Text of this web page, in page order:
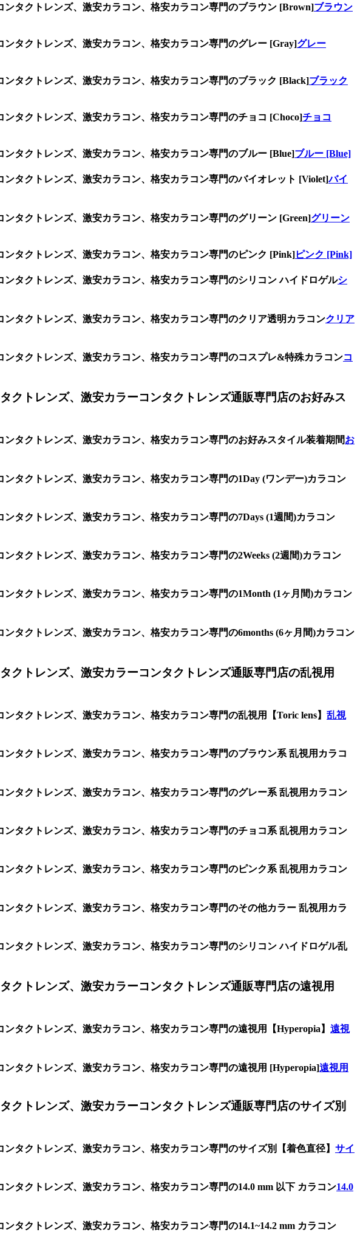
タクトレンズ、激安カラコン、格安カラコン専門のブラウン [Brown]ブラウン
タクトレンズ、激安カラコン、格安カラコン専門のグレー [Gray]グレー
タクトレンズ、激安カラコン、格安カラコン専門のブラック [Black]ブラック
タクトレンズ、激安カラコン、格安カラコン専門のチョコ [Choco]チョコ
タクトレンズ、激安カラコン、格安カラコン専門のブルー [Blue]ブルー [Blue]
タクトレンズ、激安カラコン、格安カラコン専門のバイオレット [Violet]バイ
タクトレンズ、激安カラコン、格安カラコン専門のグリーン [Green]グリーン
タクトレンズ、激安カラコン、格安カラコン専門のピンク [Pink]ピンク [Pink]
タクトレンズ、激安カラコン、格安カラコン専門のシリコン ハイドロゲルシ
タクトレンズ、激安カラコン、格安カラコン専門のクリア透明カラコンクリア
タクトレンズ、激安カラコン、格安カラコン専門のコスプレ&特殊カラコンコ
クトレンズ、激安カラーコンタクトレンズ通販専門店のお好みス
タクトレンズ、激安カラコン、格安カラコン専門のお好みスタイル装着期間お
タクトレンズ、激安カラコン、格安カラコン専門の1Day (ワンデー)カラコン
タクトレンズ、激安カラコン、格安カラコン専門の7Days (1週間)カラコン
タクトレンズ、激安カラコン、格安カラコン専門の2Weeks (2週間)カラコン
タクトレンズ、激安カラコン、格安カラコン専門の1Month (1ヶ月間)カラコン
タクトレンズ、激安カラコン、格安カラコン専門の6months (6ヶ月間)カラコン
クトレンズ、激安カラーコンタクトレンズ通販専門店の乱視用
タクトレンズ、激安カラコン、格安カラコン専門の乱視用【Toric lens】 乱視
タクトレンズ、激安カラコン、格安カラコン専門のブラウン系 乱視用カラコ
タクトレンズ、激安カラコン、格安カラコン専門のグレー系 乱視用カラコン
タクトレンズ、激安カラコン、格安カラコン専門のチョコ系 乱視用カラコン
タクトレンズ、激安カラコン、格安カラコン専門のピンク系 乱視用カラコン
タクトレンズ、激安カラコン、格安カラコン専門のその他カラー 乱視用カラ
タクトレンズ、激安カラコン、格安カラコン専門のシリコン ハイドロゲル乱
クトレンズ、激安カラーコンタクトレンズ通販専門店の遠視用
タクトレンズ、激安カラコン、格安カラコン専門の遠視用【Hyperopia】 遠視
タクトレンズ、激安カラコン、格安カラコン専門の遠視用 [Hyperopia]遠視用
トレンズ、激安カラーコンタクトレンズ通販専門店のサイズ別
タクトレンズ、激安カラコン、格安カラコン専門のサイズ別【着色直径】 サイ
タクトレンズ、激安カラコン、格安カラコン専門の14.0 mm 以下 カラコン14.0
タクトレンズ、激安カラコン、格安カラコン専門の14.1~14.2 mm カラコン